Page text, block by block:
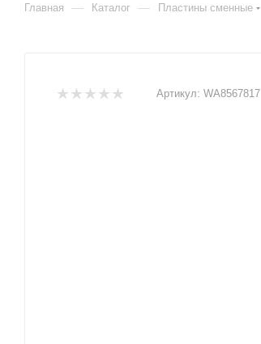
Главная — Каталог — Пластины сменные
Артикул: WA8567817